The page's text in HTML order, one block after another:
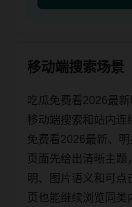
移动端搜索场景
吃瓜免费看2026最
移动端搜索和站内连
免费看2026最新、明
页面先给出清晰主题
明、图片语义和可
页也能继续浏览同